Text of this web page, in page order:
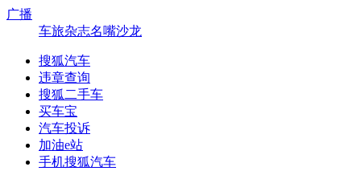
广播
车旅杂志名嘴沙龙
搜狐汽车
违章查询
搜狐二手车
买车宝
汽车投诉
加油e站
手机搜狐汽车